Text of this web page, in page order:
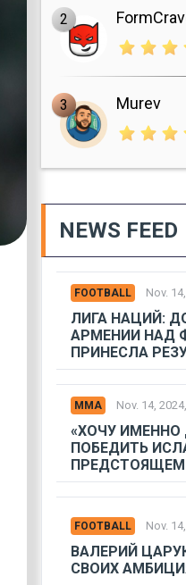
2
3 Murev
NEWS FEED
FOOTBALL Nov.
ЛИГА НАЦИЙ:
АРМЕНИИ НАД
ПРИНЕСЛА
MMA Nov. 14,
«ХОЧУ
ПОБЕДИТЬ
FOOTBALL Nov.
ВАЛЕРИЙ
СВОИХ